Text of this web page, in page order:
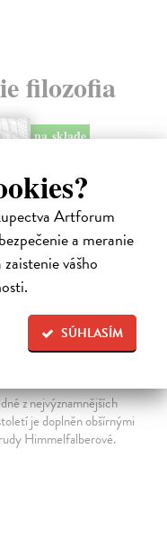
Artforum
a meranie
vášho
SÚHLASÍM
filozofia
na sklade
z nejvýznamnějších
je doplněn obšírnými
Himmelfalberové.